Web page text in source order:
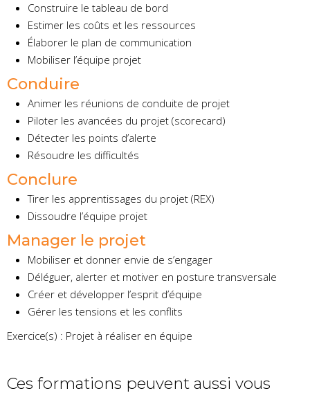
Construire le tableau de bord
Estimer les coûts et les ressources
Élaborer le plan de communication
Mobiliser l’équipe projet
Conduire
Animer les réunions de conduite de projet
Piloter les avancées du projet (scorecard)
Détecter les points d’alerte
Résoudre les difficultés
Conclure
Tirer les apprentissages du projet (REX)
Dissoudre l’équipe projet
Manager le projet
Mobiliser et donner envie de s’engager
Déléguer, alerter et motiver en posture transversale
Créer et développer l’esprit d’équipe
Gérer les tensions et les conflits
Exercice(s) : Projet à réaliser en équipe
Ces formations peuvent aussi vous